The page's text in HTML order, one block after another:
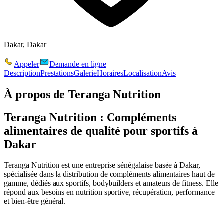
Dakar, Dakar
Appeler
Demande en ligne
DescriptionPrestationsGalerieHorairesLocalisationAvis
À propos de Teranga Nutrition
Teranga Nutrition : Compléments
alimentaires de qualité pour sportifs à
Dakar
Teranga Nutrition est une entreprise sénégalaise basée à Dakar,
spécialisée dans la distribution de compléments alimentaires haut de
gamme, dédiés aux sportifs, bodybuilders et amateurs de fitness. Elle
répond aux besoins en nutrition sportive, récupération, performance
et bien-être général.